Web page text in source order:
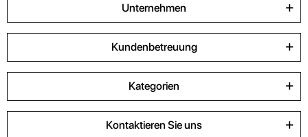
Unternehmen
Kundenbetreuung
Kategorien
Kontaktieren Sie uns